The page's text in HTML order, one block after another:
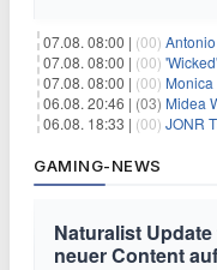
07.08. 08:00 | (00) Antonio
07.08. 08:00 | (00) 'Wicked'-
07.08. 08:00 | (00) Monica
06.08. 20:46 | (03) Midea
06.08. 18:33 | (00) JONR
GAMING-NEWS
Naturalist
neuer Content